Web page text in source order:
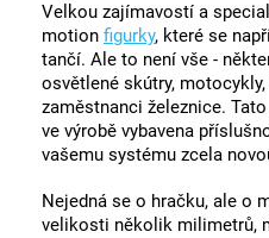
Velkou zajímavostí a
motion figurky, které se
tančí. Ale to není vše -
osvětlené skútry,
zaměstnanci železnice.
ve výrobě vybavena
vašemu systému zcela
Nejedná se o hračku, ale o
velikosti několik milimetrů,